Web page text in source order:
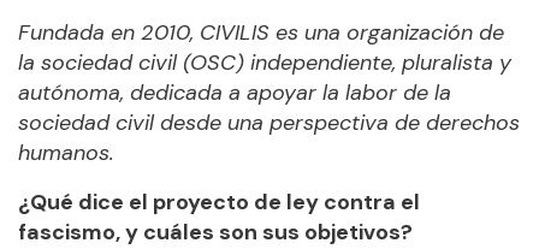
Fundada en 2010, CIVILIS es una organización de
la sociedad civil (OSC) independiente, pluralista y
autónoma, dedicada a apoyar la labor de la
sociedad civil desde una perspectiva de derechos
humanos.
¿Qué dice el proyecto de ley contra el
fascismo, y cuáles son sus objetivos?